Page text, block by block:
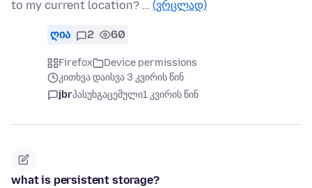
to my current location? … (ვრცლად)
ღია 2 60
Firefox
Device permissions
კითხვა დაისვა 3 კვირის წინ
jbrპასუხგაცემული1 კვირის წინ
what is persistent storage?